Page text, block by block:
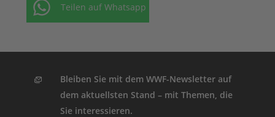
Teilen auf Whatsapp
Bleiben Sie mit dem WWF-Newsletter auf
dem aktuellsten Stand – mit Themen, die
Sie interessieren.